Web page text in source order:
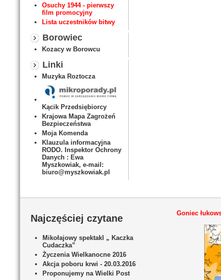
Osuchy 1944 - pierwszy
film promocyjny
Lista uczestników bitwy
Borowiec
Kozacy w Borowcu
Linki
Muzyka Roztocza
Kącik Przedsiębiorcy
Krajowa Mapa Zagrożeń
Bezpieczeństwa
Moja Komenda
Klauzula informacyjna
RODO. Inspektor Ochrony
Danych : Ewa
Myszkowiak, e-mail:
biuro@myszkowiak.pl
Najczęściej czytane
Mikołajowy spektakl „ Kaczka
Cudaczka”
Życzenia Wielkanocne 2016
Akcja poboru krwi - 20.03.2016
Proponujemy na Wielki Post
Goniec